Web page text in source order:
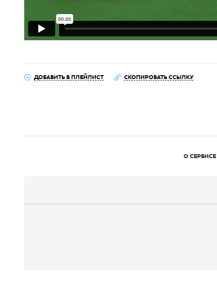
ДОБАВИТЬ В ПЛЕЙЛИСТ СКОПИРОВАТЬ ССЫЛКУ
О СЕРВИСЕ